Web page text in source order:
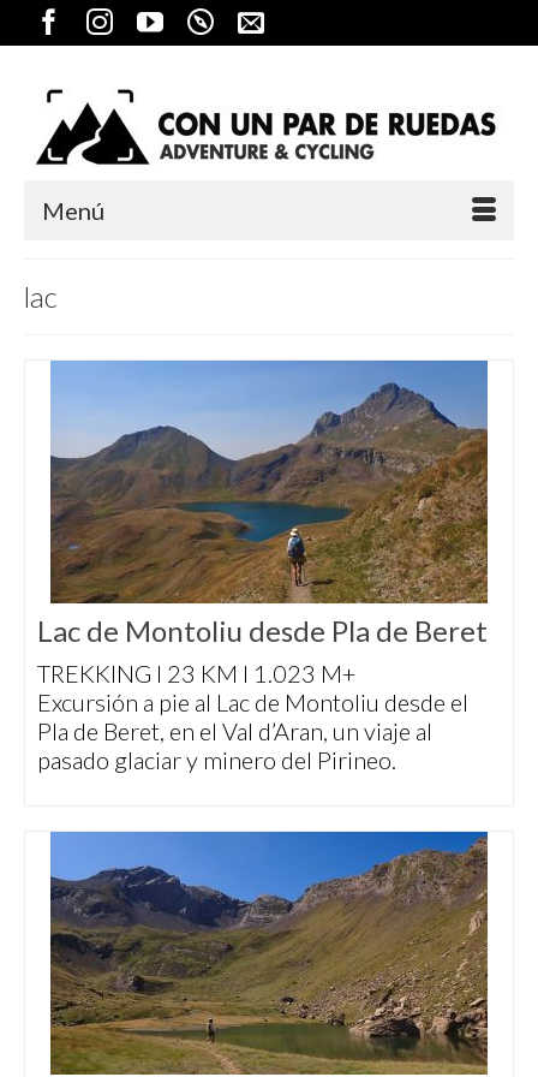
Menú
lac
Lac de Montoliu desde Pla de Beret
TREKKING I 23 KM I 1.023 M+
Excursión a pie al Lac de Montoliu desde el
Pla de Beret, en el Val d’Aran, un viaje al
pasado glaciar y minero del Pirineo.